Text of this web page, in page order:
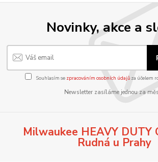
Novinky, akce a
Souhlasím se zpracováním osobních údajůza účelem
Newsletter zasíláme jednou za
Milwaukee HEAVY DUTY
Rudná u Prahy